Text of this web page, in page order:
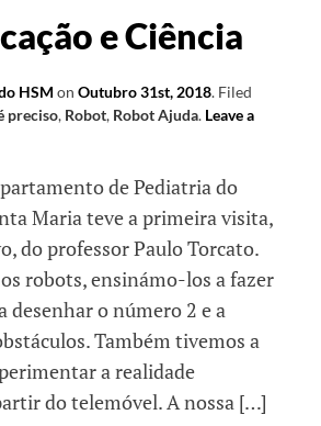
e Ciência
HSM on Outubro 31st, 2018. Filed
preciso, Robot, Robot Ajuda. Leave a
de Pediatria do
Maria teve a primeira visita,
do professor Paulo Torcato.
robots, ensinámo-los a fazer
desenhar o número 2 e a
Também tivemos a
a realidade
do telemóvel. A nossa […]